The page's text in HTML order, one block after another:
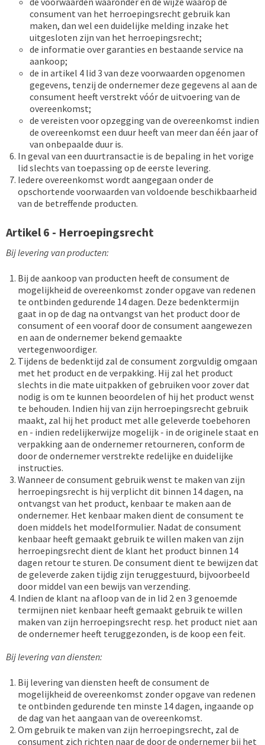
consument van het herroepingsrecht gebruik kan
maken, dan wel een duidelijke melding inzake het
uitgesloten zijn van het herroepingsrecht;
de informatie over garanties en bestaande service na
aankoop;
de in artikel 4 lid 3 van deze voorwaarden opgenomen
gegevens, tenzij de ondernemer deze gegevens al aan de
consument heeft verstrekt vóór de uitvoering van de
overeenkomst;
de vereisten voor opzegging van de overeenkomst indien
de overeenkomst een duur heeft van meer dan één jaar of
van onbepaalde duur is.
In geval van een duurtransactie is de bepaling in het vorige
lid slechts van toepassing op de eerste levering.
Iedere overeenkomst wordt aangegaan onder de
opschortende voorwaarden van voldoende beschikbaarheid
van de betreffende producten.
Artikel 6 - Herroepingsrecht
Bij levering van producten:
Bij de aankoop van producten heeft de consument de
mogelijkheid de overeenkomst zonder opgave van redenen
te ontbinden gedurende 14 dagen. Deze bedenktermijn
gaat in op de dag na ontvangst van het product door de
consument of een vooraf door de consument aangewezen
en aan de ondernemer bekend gemaakte
vertegenwoordiger.
Tijdens de bedenktijd zal de consument zorgvuldig omgaan
met het product en de verpakking. Hij zal het product
slechts in die mate uitpakken of gebruiken voor zover dat
nodig is om te kunnen beoordelen of hij het product wenst
te behouden. Indien hij van zijn herroepingsrecht gebruik
maakt, zal hij het product met alle geleverde toebehoren
en - indien redelijkerwijze mogelijk - in de originele staat en
verpakking aan de ondernemer retourneren, conform de
door de ondernemer verstrekte redelijke en duidelijke
instructies.
Wanneer de consument gebruik wenst te maken van zijn
herroepingsrecht is hij verplicht dit binnen 14 dagen, na
ontvangst van het product, kenbaar te maken aan de
ondernemer. Het kenbaar maken dient de consument te
doen middels het modelformulier. Nadat de consument
kenbaar heeft gemaakt gebruik te willen maken van zijn
herroepingsrecht dient de klant het product binnen 14
dagen retour te sturen. De consument dient te bewijzen dat
de geleverde zaken tijdig zijn teruggestuurd, bijvoorbeeld
door middel van een bewijs van verzending.
Indien de klant na afloop van de in lid 2 en 3 genoemde
termijnen niet kenbaar heeft gemaakt gebruik te willen
maken van zijn herroepingsrecht resp. het product niet aan
de ondernemer heeft teruggezonden, is de koop een feit.
Bij levering van diensten:
Bij levering van diensten heeft de consument de
mogelijkheid de overeenkomst zonder opgave van redenen
te ontbinden gedurende ten minste 14 dagen, ingaande op
de dag van het aangaan van de overeenkomst.
Om gebruik te maken van zijn herroepingsrecht, zal de
consument zich richten naar de door de ondernemer bij het